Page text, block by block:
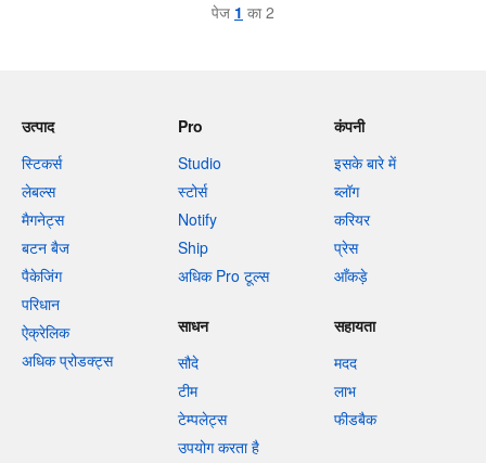
पेज 1 का 2
उत्पाद
स्टिकर्स
लेबल्स
मैगनेट्स
बटन बैज
पैकेजिंग
परिधान
ऐक्रेलिक
अधिक प्रोडक्ट्स
Pro
Studio
स्टोर्स
Notify
Ship
अधिक Pro टूल्स
कंपनी
इसके बारे में
ब्लॉग
करियर
प्रेस
आँकड़े
साधन
सौदे
टीम
टेम्पलेट्स
उपयोग करता है
सहायता
मदद
लाभ
फीडबैक